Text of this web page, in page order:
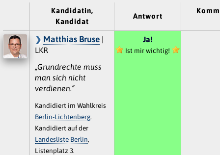
Kandidatin,
Kandidat
Antwort
Matthias Bruse|
LKR
„Grundrechte muss
man sich nicht
verdienen.“
Kandidiert im Wahlkreis
Berlin-Lichtenberg.
Kandidiert auf der
Landesliste Berlin,
Listenplatz 3.
Ja!
Ist mir wichtig!